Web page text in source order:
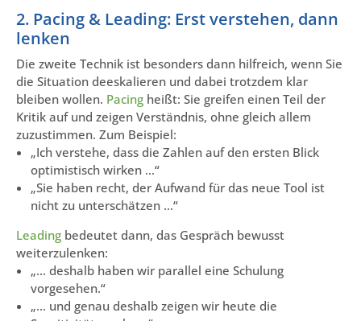
2. Pacing & Leading: Erst verstehen, dann
lenken
Die zweite Technik ist besonders dann hilfreich, wenn Sie
die Situation deeskalieren und dabei trotzdem klar
bleiben wollen. Pacing heißt: Sie greifen einen Teil der
Kritik auf und zeigen Verständnis, ohne gleich allem
zuzustimmen. Zum Beispiel:
„Ich verstehe, dass die Zahlen auf den ersten Blick
optimistisch wirken …“
„Sie haben recht, der Aufwand für das neue Tool ist
nicht zu unterschätzen …“
Leading bedeutet dann, das Gespräch bewusst
weiterzulenken:
„… deshalb haben wir parallel eine Schulung
vorgesehen.“
„… und genau deshalb zeigen wir heute die